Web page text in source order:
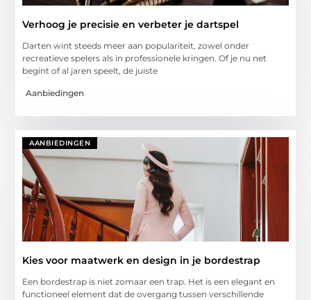
Verhoog je precisie en verbeter je dartspel
Darten wint steeds meer aan populariteit, zowel onder
recreatieve spelers als in professionele kringen. Of je nu net
begint of al jaren speelt, de juiste
Aanbiedingen
AANBIEDINGEN
Kies voor maatwerk en design in je bordestrap
Een bordestrap is niet zomaar een trap. Het is een elegant en
functioneel element dat de overgang tussen verschillende